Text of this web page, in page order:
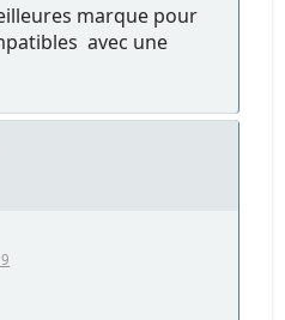
marque pour
avec une